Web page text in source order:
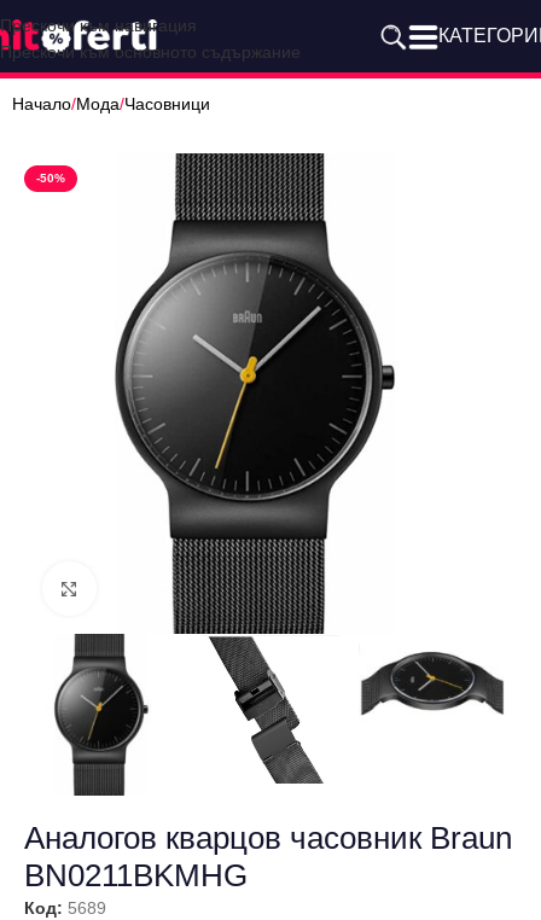
Прескочи към навигация
Прескочи към основното съдържание
Начало/Мода/Часовници
-50%
Щракнете за уголемяване
Аналогов кварцов часовник Braun
BN0211BKMHG
Код: 5689